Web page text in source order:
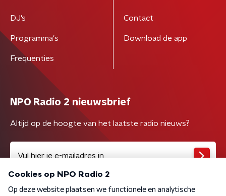
DJ’s
Programma's
Frequenties
Contact
Download de app
NPO Radio 2 nieuwsbrief
Altijd op de hoogte van het laatste radio nieuws?